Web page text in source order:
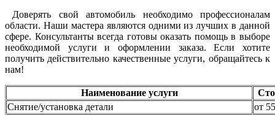
Доверять свой автомобиль необходимо профессионалам
области. Наши мастера являются одними из лучших в данной
сфере. Консультанты всегда готовы оказать помощь в выборе
необходимой услуги и оформлении заказа. Если хотите
получить действительно качественные услуги, обращайтесь к
нам!
Наименование услуги
Снятие/установка детали
от